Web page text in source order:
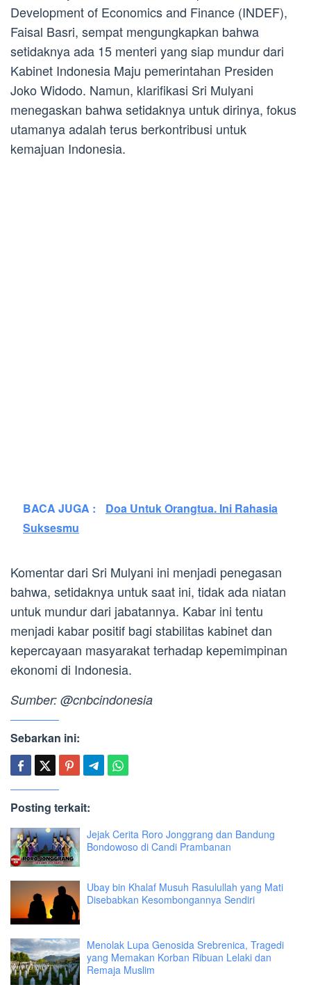
Development of Economics and Finance (INDEF),
Faisal Basri, sempat mengungkapkan bahwa
setidaknya ada 15 menteri yang siap mundur dari
Kabinet Indonesia Maju pemerintahan Presiden
Joko Widodo. Namun, klarifikasi Sri Mulyani
menegaskan bahwa setidaknya untuk dirinya, fokus
utamanya adalah terus berkontribusi untuk
kemajuan Indonesia.
BACA JUGA :
Doa Untuk Orangtua. Ini Rahasia
Suksesmu
Komentar dari Sri Mulyani ini menjadi penegasan
bahwa, setidaknya untuk saat ini, tidak ada niatan
untuk mundur dari jabatannya. Kabar ini tentu
menjadi kabar positif bagi stabilitas kabinet dan
kepercayaan masyarakat terhadap kepemimpinan
ekonomi di Indonesia.
Sumber: @cnbcindonesia
Sebarkan ini:
Posting terkait:
Jejak Cerita Roro Jonggrang dan Bandung
Bondowoso di Candi Prambanan
Ubay bin Khalaf Musuh Rasulullah yang Mati
Disebabkan Kesombongannya Sendiri
Menolak Lupa Genosida Srebrenica, Tragedi
yang Memakan Korban Ribuan Lelaki dan
Remaja Muslim